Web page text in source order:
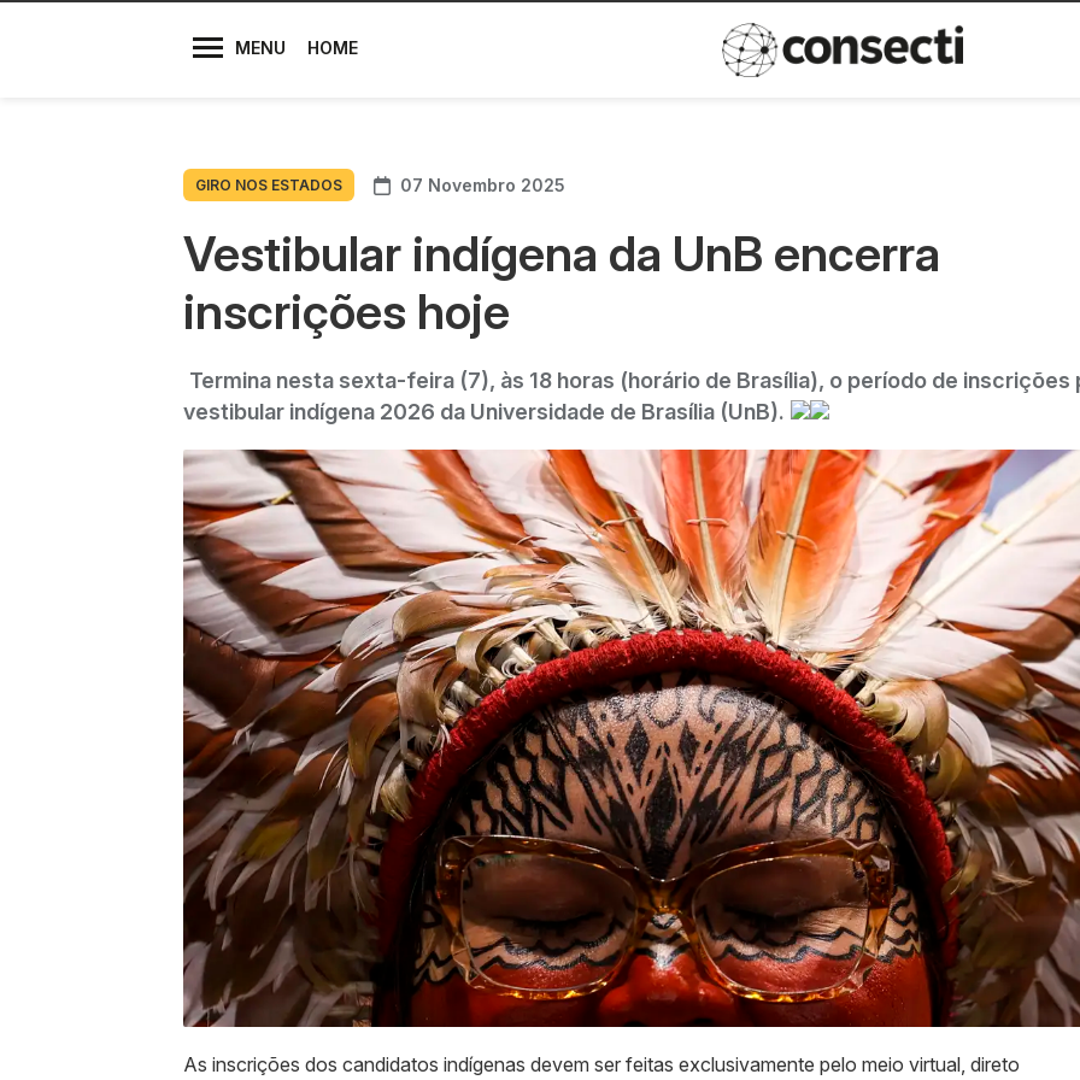
MENU HOME
Diretores
Política de
GIRO NOS ESTADOS 07 Novembro 2025
Vestibular indígena da UnB encerra
inscrições hoje
Termina nesta sexta-feira (7), às 18 horas (horário de Brasília), o período de inscrições
vestibular indígena 2026 da Universidade de Brasília (UnB).
As inscrições dos candidatos indígenas devem ser feitas exclusivamente pelo meio virtual, direto